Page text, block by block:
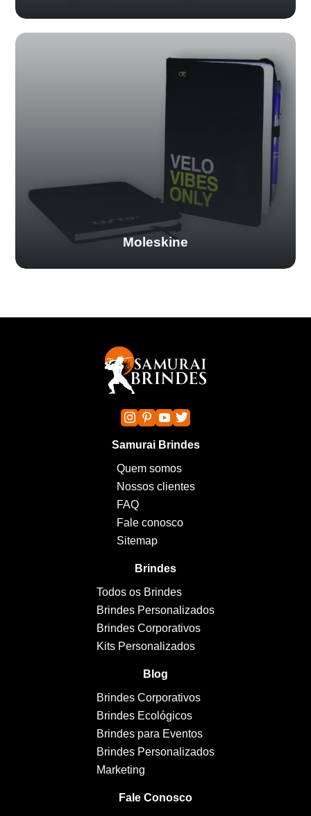
Moleskine
Samurai Brindes
Quem somos
Nossos clientes
FAQ
Fale conosco
Sitemap
Brindes
Todos os Brindes
Brindes Personalizados
Brindes Corporativos
Kits Personalizados
Blog
Brindes Corporativos
Brindes Ecológicos
Brindes para Eventos
Brindes Personalizados
Marketing
Fale Conosco